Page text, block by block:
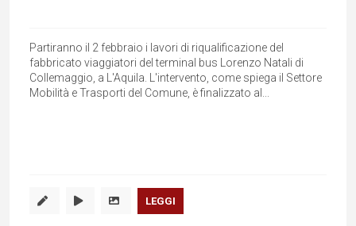
Partiranno il 2 febbraio i lavori di riqualificazione del
fabbricato viaggiatori del terminal bus Lorenzo Natali di
Collemaggio, a L'Aquila. L'intervento, come spiega il Settore
Mobilità e Trasporti del Comune, è finalizzato al...
LEGGI